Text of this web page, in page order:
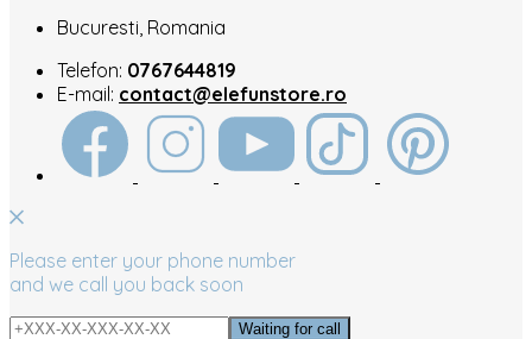
Bucuresti, Romania
Telefon: 0767644819
E-mail: contact@elefunstore.ro
Please enter your phone number
and we call you back soon